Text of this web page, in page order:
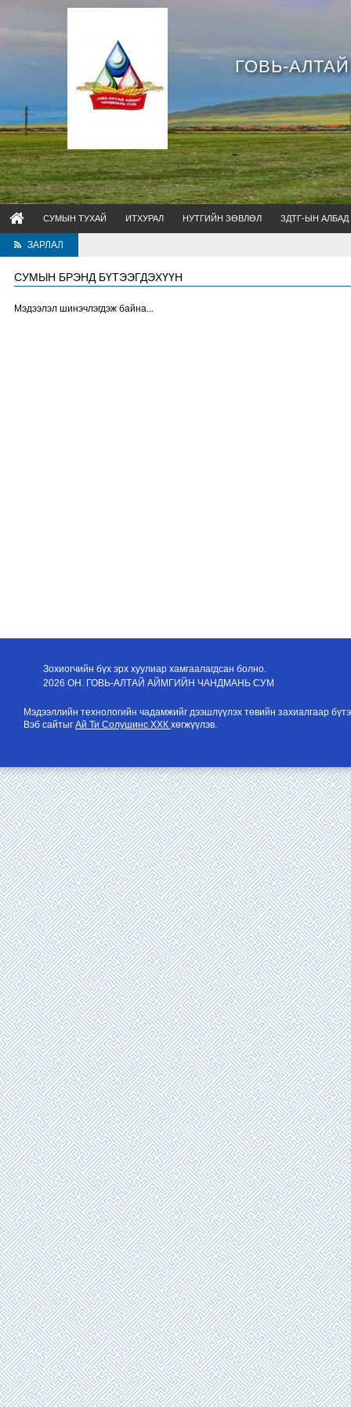
ГОВЬ-
СУМЫН ТУХАЙ ИТХУРАЛ НУТГИЙН ЗӨВЛӨЛ ЗДТГ-ЫН АЛБАД
ЗАРЛАЛ
СУМЫН БРЭНД БҮТЭЭГДЭХҮҮН
Мэдээлэл шинэчлэгдэж байна...
Зохиогчийн бүх эрх хуулиар хамгаалагдсан болно.
2026 ОН. ГОВЬ-АЛТАЙ АЙМГИЙН ЧАНДМАНЬ СУМ
Мэдээллийн технологийн чадамжийг дээшлүүлэх төвийн захиалгаар
Вэб сайтыг Ай Ти Солушинс ХХК хөгжүүлэв.